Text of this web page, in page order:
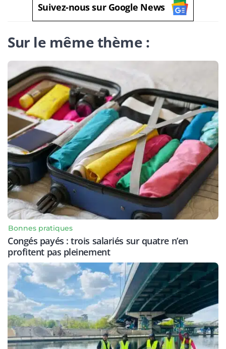
Suivez-nous sur Google News
Sur le même thème :
Bonnes pratiques
Congés payés : trois salariés sur quatre n’en
profitent pas pleinement